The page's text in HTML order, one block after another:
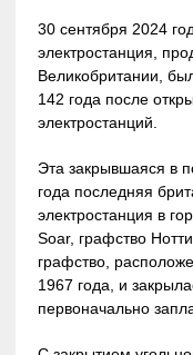
30 сентября 2024
электростанция,
Великобритании,
142 года после
электростанций.
Эта закрывшаяся в
года последняя
электростанция в
Soar, графство
графство,
1967 года, и
первоначально